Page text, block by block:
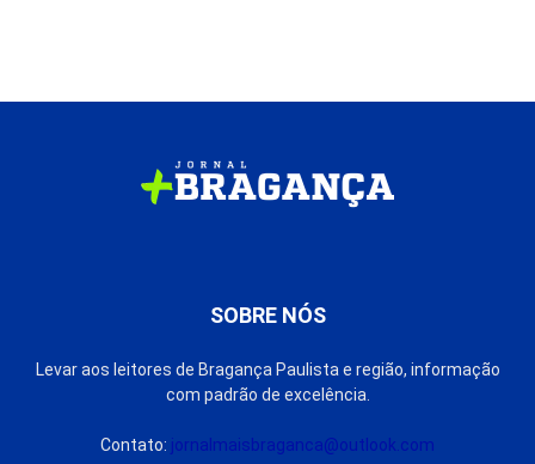
SOBRE NÓS
Levar aos leitores de Bragança Paulista e região, informação
com padrão de excelência.
Contato: jornalmaisbraganca@outlook.com